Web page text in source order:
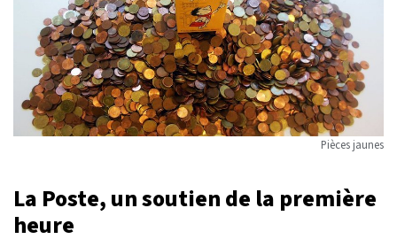
Pièces jaunes
La Poste, un soutien de la première
heure